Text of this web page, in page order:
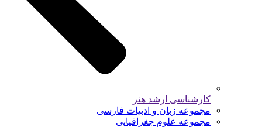
کارشناسی ارشد هنر
مجموعه زبان و ادبیات فارسی
مجموعه علوم جغرافیایی